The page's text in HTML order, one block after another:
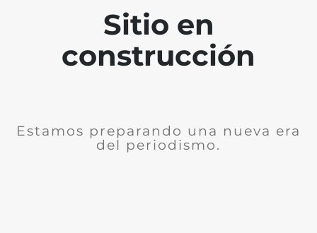
Sitio en
construcción
Estamos preparando una nueva era
del periodismo.